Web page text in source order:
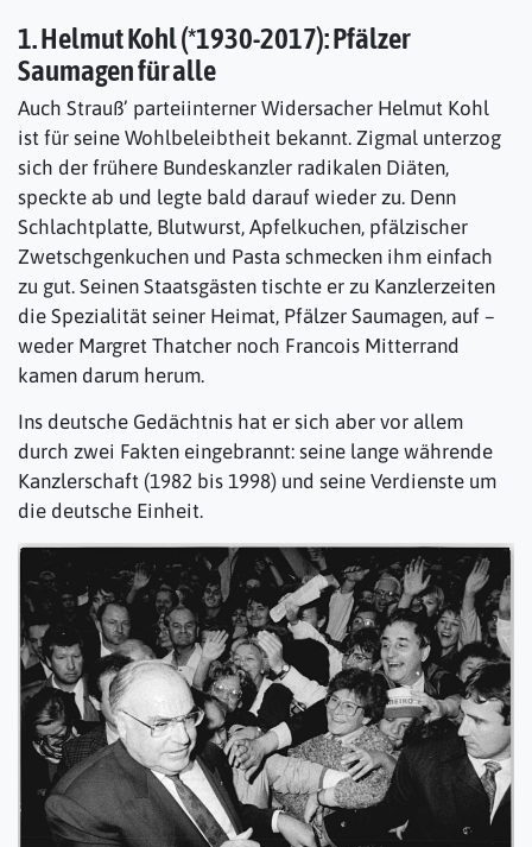
1. Helmut Kohl (*1930-2017): Pfälzer
Saumagen für alle
Auch Strauß’ parteiinterner Widersacher Helmut Kohl
ist für seine Wohlbeleibtheit bekannt. Zigmal unterzog
sich der frühere Bundeskanzler radikalen Diäten,
speckte ab und legte bald darauf wieder zu. Denn
Schlachtplatte, Blutwurst, Apfelkuchen, pfälzischer
Zwetschgenkuchen und Pasta schmecken ihm einfach
zu gut. Seinen Staatsgästen tischte er zu Kanzlerzeiten
die Spezialität seiner Heimat, Pfälzer Saumagen, auf –
weder Margret Thatcher noch Francois Mitterrand
kamen darum herum.
Ins deutsche Gedächtnis hat er sich aber vor allem
durch zwei Fakten eingebrannt: seine lange währende
Kanzlerschaft (1982 bis 1998) und seine Verdienste um
die deutsche Einheit.